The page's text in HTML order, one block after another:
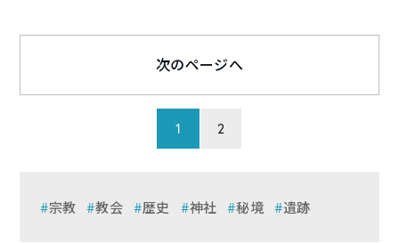
1 2
次のページへ
宗教 教会 歴史 神社 秘境 遺跡